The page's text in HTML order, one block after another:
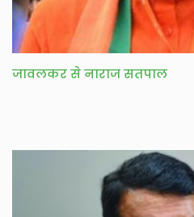
जावलकर से नाराज सतपाल